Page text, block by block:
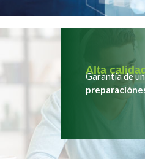
Alta
Garantía de